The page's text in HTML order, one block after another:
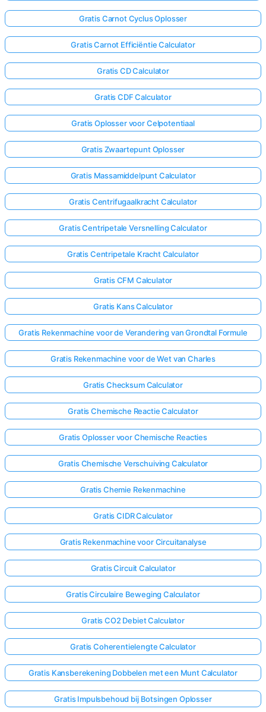
Gratis Carnot Cyclus Oplosser
Gratis Carnot Efficiëntie Calculator
Gratis CD Calculator
Gratis CDF Calculator
Gratis Oplosser voor Celpotentiaal
Gratis Zwaartepunt Oplosser
Gratis Massamiddelpunt Calculator
Gratis Centrifugaalkracht Calculator
Gratis Centripetale Versnelling Calculator
Gratis Centripetale Kracht Calculator
Gratis CFM Calculator
Gratis Kans Calculator
Gratis Rekenmachine voor de Verandering van Grondtal Formule
Gratis Rekenmachine voor de Wet van Charles
Gratis Checksum Calculator
Gratis Chemische Reactie Calculator
Gratis Oplosser voor Chemische Reacties
Gratis Chemische Verschuiving Calculator
Gratis Chemie Rekenmachine
Gratis CIDR Calculator
Gratis Rekenmachine voor Circuitanalyse
Gratis Circuit Calculator
Gratis Circulaire Beweging Calculator
Gratis CO2 Debiet Calculator
Gratis Coherentielengte Calculator
Gratis Kansberekening Dobbelen met een Munt Calculator
Gratis Impulsbehoud bij Botsingen Oplosser